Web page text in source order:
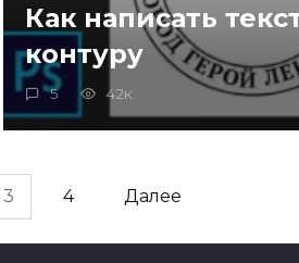
Как написать
контуру
5 42к.
3 4 Далее